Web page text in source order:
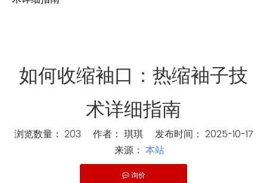
如何收缩袖口：热缩袖子技
术详细指南
浏览数量： 203 作者： 琪琪 发布时间： 2025-10-17
来源： 本站
询价